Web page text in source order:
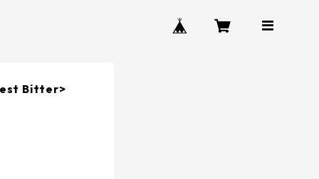
Bitter>